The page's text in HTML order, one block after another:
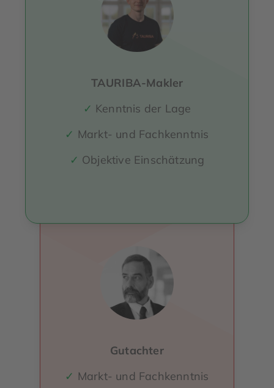
TAURIBA-Makler
✓ Kenntnis der Lage
✓ Markt- und Fachkenntnis
✓ Objektive Einschätzung
Gutachter
✓ Markt- und Fachkenntnis